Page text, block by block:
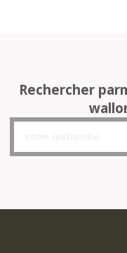
Rechercher